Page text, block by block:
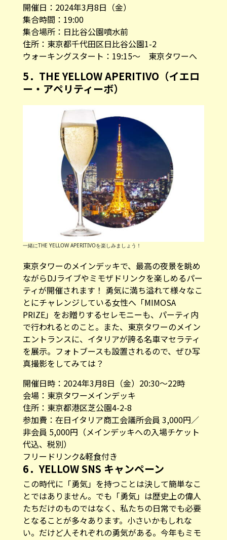
開催日：2024年3月8日（金）
集合時間：19:00
集合場所：日比谷公園噴水前
住所：東京都千代田区日比谷公園1-2
ウォーキングスタート：19:15～ 東京タワーへ
5．THE YELLOW APERITIVO（イエロ
ー・アペリティーボ）
一緒にTHE YELLOW APERITIVOを楽しみましょう！
東京タワーのメインデッキで、最高の夜景を眺め
ながらDJライブやミモザドリンクを楽しめるパー
ティが開催されます！ 勇気に満ち溢れて様々なこ
とにチャレンジしている女性へ「MIMOSA
PRIZE」をお贈りするセレモニーも、パーティ内
で行われるとのこと。また、東京タワーのメイン
エントランスに、イタリアが誇る名車マセラティ
を展示。フォトブースも設置されるので、ぜひ写
真撮影をしてみては？
開催日時：2024年3月8日（金）20:30～22時
会場：東京タワーメインデッキ
住所：東京都港区芝公園4-2-8
参加費：在日イタリア商工会議所会員 3,000円／
非会員 5,000円（メインデッキへの入場チケット
代込、税別）
フリードリンク&軽食付き
6．YELLOW SNS キャンペーン
この時代に「勇気」を持つことは決して簡単なこ
とではありません。でも「勇気」は歴史上の偉人
たちだけのものではなく、私たちの日常でも必要
となることが多々あります。小さいかもしれな
い。だけど人それぞれの勇気がある。今年もミモ